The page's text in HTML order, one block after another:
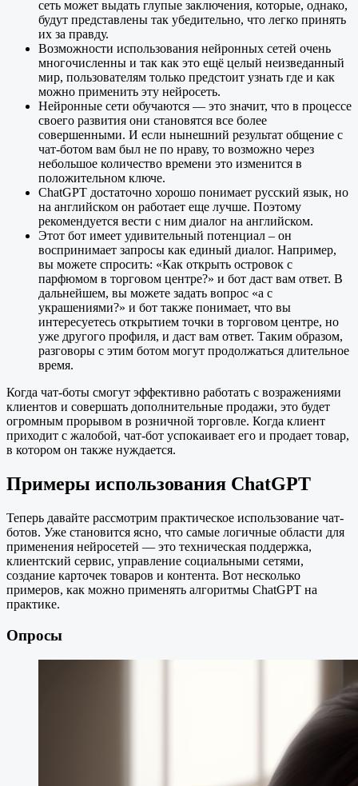
сеть может выдать глупые заключения, которые, однако,
будут представлены так убедительно, что легко принять
их за правду.
Возможности использования нейронных сетей очень
многочисленны и так как это ещё целый неизведанный
мир, пользователям только предстоит узнать где и как
можно применить эту нейросеть.
Нейронные сети обучаются — это значит, что в процессе
своего развития они становятся все более
совершенными. И если нынешний результат общение с
чат-ботом вам был не по нраву, то возможно через
небольшое количество времени это изменится в
положительном ключе.
ChatGPT достаточно хорошо понимает русский язык, но
на английском он работает еще лучше. Поэтому
рекомендуется вести с ним диалог на английском.
Этот бот имеет удивительный потенциал – он
воспринимает запросы как единый диалог. Например,
вы можете спросить: «Как открыть островок с
парфюмом в торговом центре?» и бот даст вам ответ. В
дальнейшем, вы можете задать вопрос «а с
украшениями?» и бот также понимает, что вы
интересуетесь открытием точки в торговом центре, но
уже другого профиля, и даст вам ответ. Таким образом,
разговоры с этим ботом могут продолжаться длительное
время.
Когда чат-боты смогут эффективно работать с возражениями
клиентов и совершать дополнительные продажи, это будет
огромным прорывом в розничной торговле. Когда клиент
приходит с жалобой, чат-бот успокаивает его и продает товар,
в котором он также нуждается.
Примеры использования ChatGPT
Теперь давайте рассмотрим практическое использование чат-
ботов. Уже становится ясно, что самые логичные области для
применения нейросетей — это техническая поддержка,
клиентский сервис, управление социальными сетями,
создание карточек товаров и контента. Вот несколько
примеров, как можно применять алгоритмы ChatGPT на
практике.
Опросы